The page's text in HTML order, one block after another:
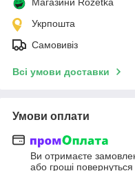
Укрпошта
Самовивіз
Всі умови доставки
Умови оплати
Ви отримаєте
або гроші